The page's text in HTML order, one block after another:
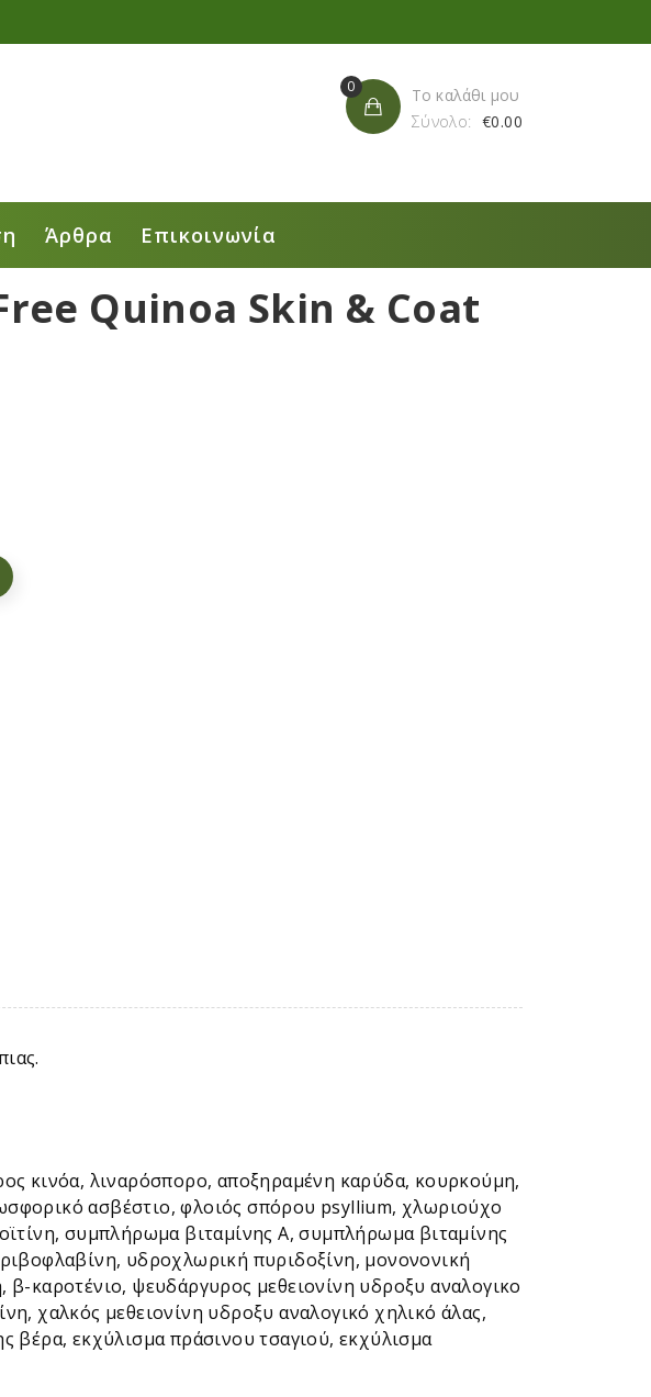
0
Το καλάθι μου
Σύνολο: €0.00
Άρθρα Επικοινωνία
Quinoa Skin & Coat
κινόα, λιναρόσπορο, αποξηραμένη καρύδα, κουρκούμη,
ασβέστιο, φλοιός σπόρου psyllium, χλωριούχο
συμπλήρωμα βιταμίνης Α, συμπλήρωμα βιταμίνης
υδροχλωρική πυριδοξίνη, μονονονική
καροτένιο, ψευδάργυρος μεθειονίνη υδροξυ αναλογικο
χαλκός μεθειονίνη υδροξυ αναλογικό χηλικό άλας,
βέρα, εκχύλισμα πράσινου τσαγιού, εκχύλισμα